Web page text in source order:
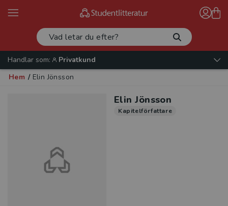
Handlar som:
Privatkund
Hem / Elin Jönsson
Elin Jönsson
Kapitelförfattare